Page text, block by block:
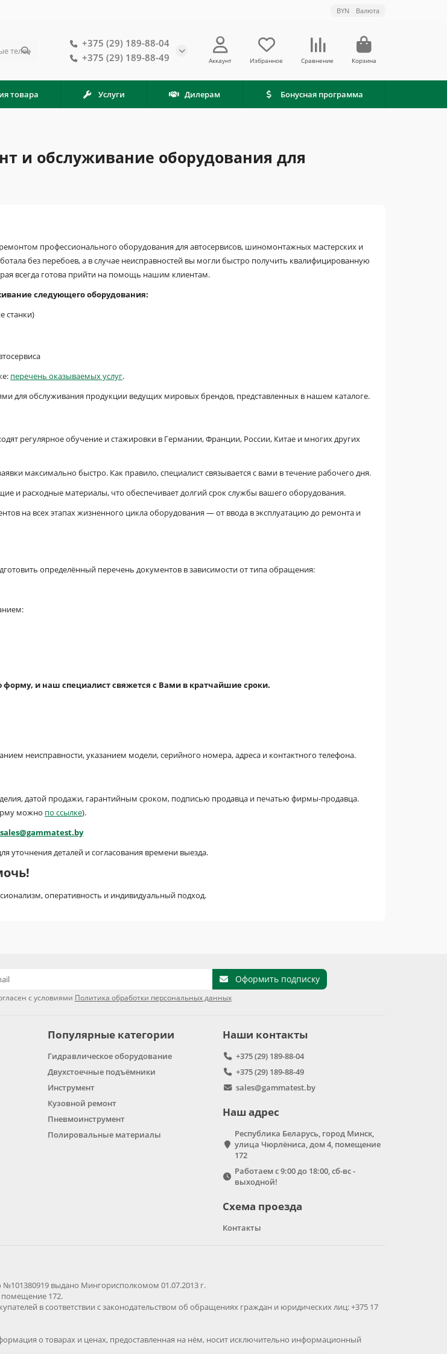
BYN Валюта
+375 (29) 189-88-04
+375 (29) 189-88-49
Аккаунт Избранное Сравнение Корзина
товара Услуги Дилерам Бонусная программа
и обслуживание оборудования для
профессионального оборудования для автосервисов, шиномонтажных мастерских и
без перебоев, а в случае неисправностей вы могли быстро получить квалифицированную
всегда готова прийти на помощь нашим клиентам.
следующего оборудования:
станки)
перечень оказываемых услуг.
для обслуживания продукции ведущих мировых брендов, представленных в нашем каталоге.
регулярное обучение и стажировки в Германии, Франции, России, Китае и многих других
максимально быстро. Как правило, специалист связывается с вами в течение рабочего дня.
и расходные материалы, что обеспечивает долгий срок службы вашего оборудования.
на всех этапах жизненного цикла оборудования — от ввода в эксплуатацию до ремонта и
определённый перечень документов в зависимости от типа обращения:
и наш специалист свяжется с Вами в кратчайшие сроки.
неисправности, указанием модели, серийного номера, адреса и контактного телефона.
датой продажи, гарантийным сроком, подписью продавца и печатью фирмы-продавца.
можно по ссылке).
sales@gammatest.by
уточнения деталей и согласования времени выезда.
оперативность и индивидуальный подход.
Оформить подписку
с условиями Политика обработки персональных данных
Популярные категории
Гидравлическое оборудование
Двухстоечные подъёмники
Инструмент
Кузовной ремонт
Пневмоинструмент
Полировальные материалы
Наши контакты
+375 (29) 189-88-04
+375 (29) 189-88-49
sales@gammatest.by
Наш адрес
Республика Беларусь, город Минск,
улица Чюрлёниса, дом 4, помещение
172
Работаем с 9:00 до 18:00, сб-вс -
выходной!
Схема проезда
Контакты
№101380919 выдано Мингорисполкомом 01.07.2013 г.
помещение 172.
в соответствии с законодательством об обращениях граждан и юридических лиц: +375 17
о товарах и ценах, предоставленная на нём, носит исключительно информационный